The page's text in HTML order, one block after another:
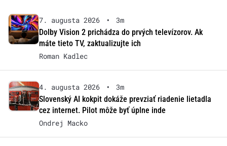
7. augusta 2026 •
3m
Dolby Vision 2 prichádza do prvých televízorov. Ak
máte tieto TV, zaktualizujte ich
Roman Kadlec
4. augusta 2026 •
3m
Slovenský AI kokpit dokáže prevziať riadenie lietadla
cez internet. Pilot môže byť úplne inde
Ondrej Macko